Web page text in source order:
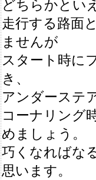
どちらかとい
走行する路面
ませんが
スタート時に
き、
アンダーステ
コーナリング
めましょう。
巧くなればな
思います。